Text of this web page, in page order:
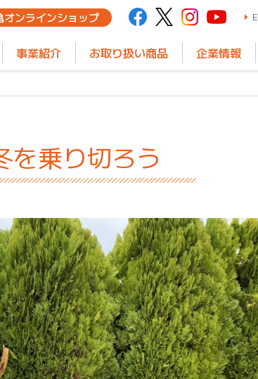
オンラインショップ
事業紹介 お取り扱い商品 企業情報
を乗り切ろう